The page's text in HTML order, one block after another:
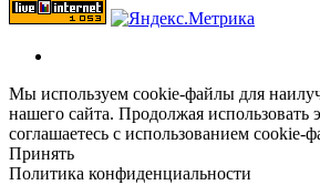
Мы используем cookie-файлы для
нашего сайта. Продолжая использовать
соглашаетесь с использованием cookie-
Принять
Политика конфиденциальности